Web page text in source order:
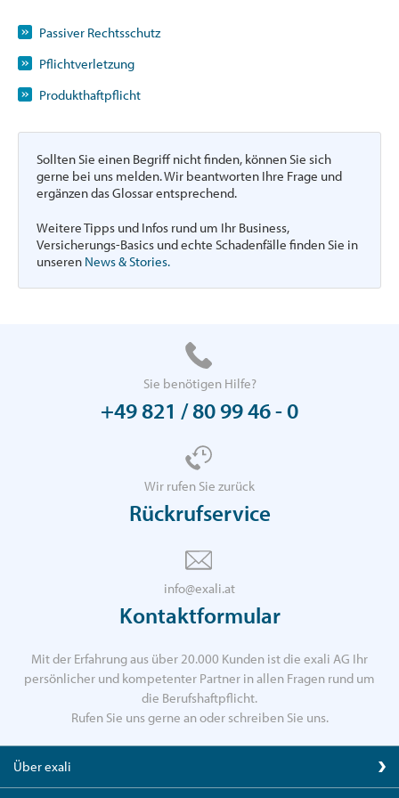
Passiver Rechtsschutz
Pflichtverletzung
Produkthaftpflicht
Sollten Sie einen Begriff nicht finden, können Sie sich
gerne bei uns melden. Wir beantworten Ihre Frage und
ergänzen das Glossar entsprechend.
Weitere Tipps und Infos rund um Ihr Business,
Versicherungs-Basics und echte Schadenfälle finden Sie in
unseren News & Stories.
Sie benötigen Hilfe?
+49 821 / 80 99 46 - 0
Wir rufen Sie zurück
Rückrufservice
info@exali.at
Kontaktformular
Mit der Erfahrung aus über 20.000 Kunden ist die exali AG Ihr
persönlicher und kompetenter Partner in allen Fragen rund um
die Berufshaftpflicht.
Rufen Sie uns gerne an oder schreiben Sie uns.
Über exali